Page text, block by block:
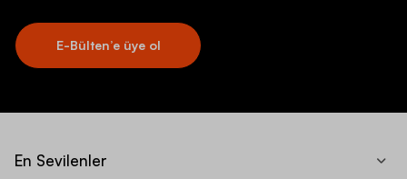
E-Bülten’e üye ol
En Sevilenler